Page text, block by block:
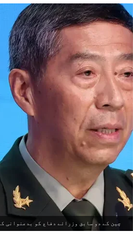
چین کے دو سابق وزرائے دفاع کو بدعنوانی